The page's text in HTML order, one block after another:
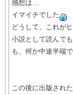
感想は…
イマイチでした
どうして、これが
小説として読んで
も、何か中途半端
この後に出版され